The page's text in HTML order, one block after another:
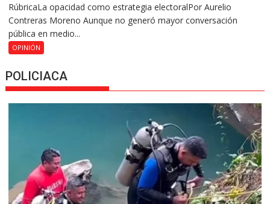
RúbricaLa opacidad como estrategia electoralPor Aurelio
Contreras Moreno Aunque no generó mayor conversación
pública en medio...
OPINIÓN
POLICIACA